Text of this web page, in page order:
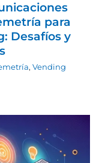
para
Desafíos y
, Vending